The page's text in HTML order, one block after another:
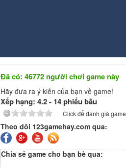
Đã có: 46772 người chơi game này
Hãy đưa ra ý kiến của bạn về game!
Xếp hạng: 4.2- 14phiếu bầu
Click để đánh giá game
Theo dõi 123gamehay.com qua:
Chia sẻ game cho bạn bè qua: